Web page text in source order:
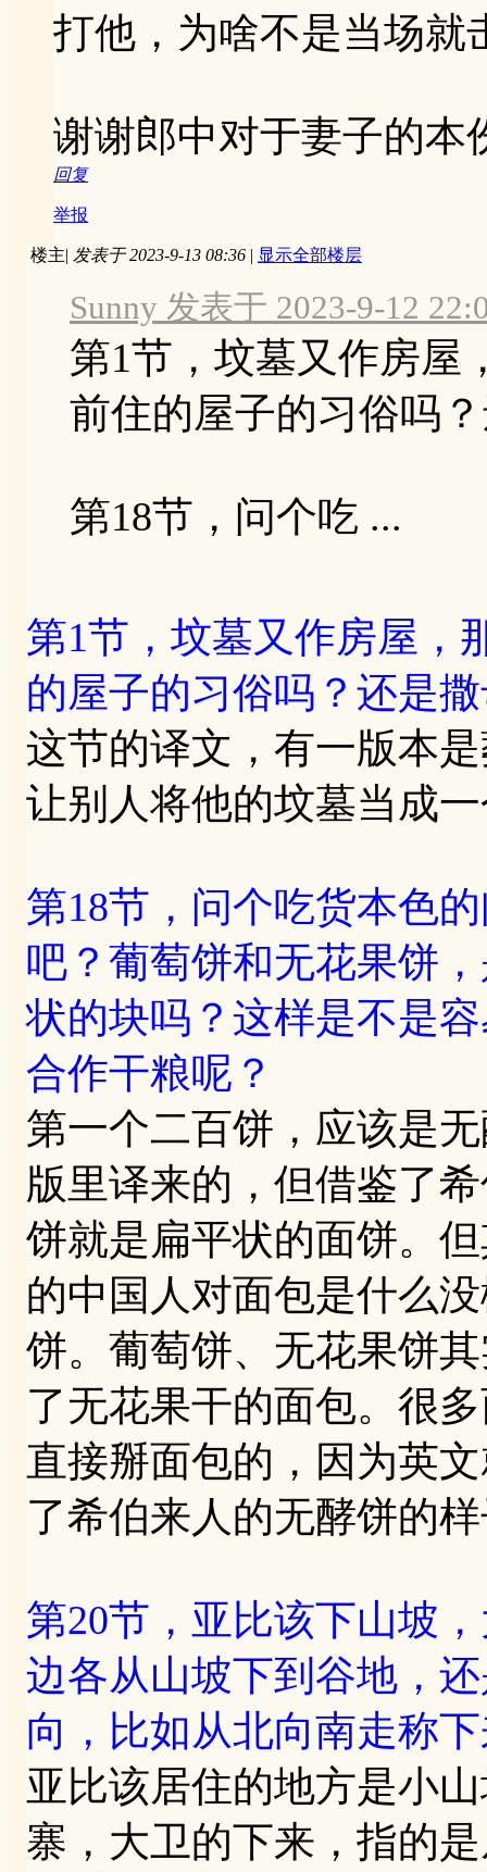
打他，为啥不是当场就
谢谢郎中对于妻子的本
回复
举报
楼主| 发表于 2023-9-13 08:36 | 显示全部楼层
Sunny 发表于 2023-9-12
第1节，坟墓又作房屋
前住的屋子的习俗吗
第18节，问个吃 ...
第1节，坟墓又作房屋，
的屋子的习俗吗？还是
这节的译文，有一版本
让别人将他的坟墓当成
第18节，问个吃货本色
吧？葡萄饼和无花果饼
状的块吗？这样是不是
合作干粮呢？
第一个二百饼，应该是
版里译来的，但借鉴了
饼就是扁平状的面饼。
的中国人对面包是什么
饼。葡萄饼、无花果饼
了无花果干的面包。很
直接掰面包的，因为英
了希伯来人的无酵饼的
第20节，亚比该下山坡
边各从山坡下到谷地，
向，比如从北向南走称
亚比该居住的地方是小
寨，大卫的下来，指的